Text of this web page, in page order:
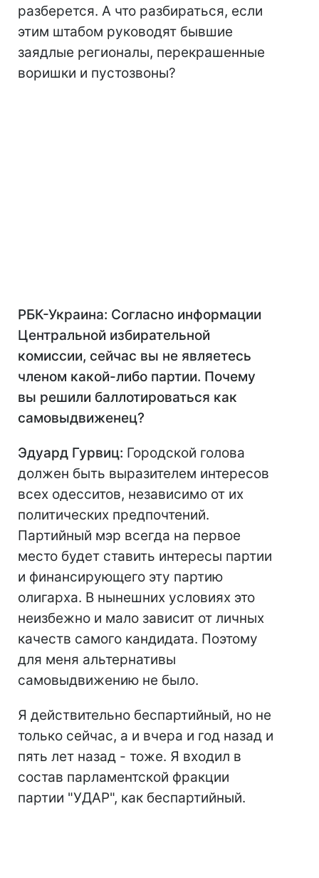
разберется. А что разбираться, если
этим штабом руководят бывшие
заядлые регионалы, перекрашенные
воришки и пустозвоны?
РБК-Украина: Согласно информации
Центральной избирательной
комиссии, сейчас вы не являетесь
членом какой-либо партии. Почему
вы решили баллотироваться как
самовыдвиженец?
Эдуард Гурвиц: Городской голова
должен быть выразителем интересов
всех одесситов, независимо от их
политических предпочтений.
Партийный мэр всегда на первое
место будет ставить интересы партии
и финансирующего эту партию
олигарха. В нынешних условиях это
неизбежно и мало зависит от личных
качеств самого кандидата. Поэтому
для меня альтернативы
самовыдвижению не было.
Я действительно беспартийный, но не
только сейчас, а и вчера и год назад и
пять лет назад - тоже. Я входил в
состав парламентской фракции
партии "УДАР", как беспартийный.